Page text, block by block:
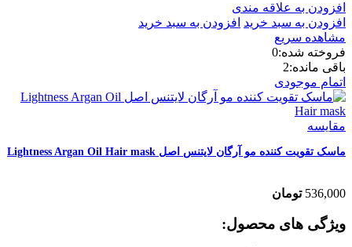
افزودن به علاقه مندی
افزودن به سبد خرید افزودن به سبد خرید
مشاهده سریع
فروخته شده:0
باقی مانده:2
اتمام موجودی
مقایسه
ماسک تقویت کننده مو آرگان لایتنس اصل Lightness Argan Oil Hair mask
536,000 تومان
ویژگی های محصول: